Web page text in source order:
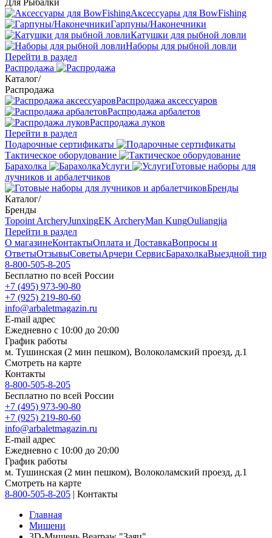
Для Рыбалки
Аксессуары для BowFishing
Гарпуны/Наконечники
Катушки для рыбной ловли
Наборы для рыбной ловли
Перейти в раздел
Распродажа
Каталог/
Распродажа
Распродажа аксессуаров
Распродажа арбалетов
Распродажа луков
Перейти в раздел
Подарочные сертификаты
Тактическое оборудование
Барахолка
Услуги
Готовые наборы для
лучников и арбалетчиков
Бренды
Каталог/
Бренды
Topoint ArcheryJunxingEK ArcheryMan KungOuliangjia
Перейти в раздел
О магазинеКонтактыОплата и ДоставкаВопросы и
ОтветыОтзывыСоветыАрчери СервисБарахолкаВыездной тир
8-800-505-8-205
Бесплатно по всей России
+7 (495) 973-90-80
+7 (925) 219-80-60
info@arbaletmagazin.ru
E-mail адрес
Ежедневно с 10:00 до 20:00
График работы
м. Тушинская (2 мин пешком), Волоколамский проезд, д.1
Смотреть на карте
Контакты
8-800-505-8-205
Бесплатно по всей России
+7 (495) 973-90-80
+7 (925) 219-80-60
info@arbaletmagazin.ru
E-mail адрес
Ежедневно с 10:00 до 20:00
График работы
м. Тушинская (2 мин пешком), Волоколамский проезд, д.1
Смотреть на карте
8-800-505-8-205 | Контакты
Главная
Мишени